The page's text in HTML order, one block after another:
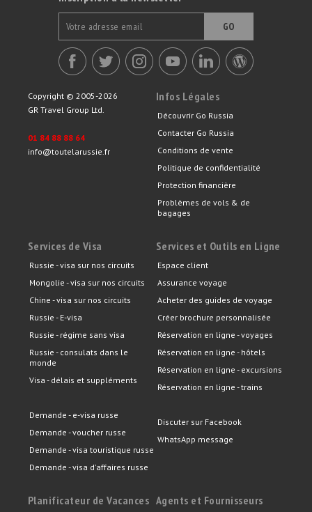
GO
Copyright © 2005-2026
GR Travel Group Ltd.
01 84 88 88 64
info@toutelarussie.fr
Infos Légales
Découvrir Go Russia
Contacter Go Russia
Conditions de vente
Politique de confidentialité
Protection financière
Problèmes de vols & de
bagages
Services de Visa
Russie - visa sur nos circuits
Mongolie - visa sur nos circuits
Chine - visa sur nos circuits
Russie - E-visa
Russie - régime sans visa
Russie - consulats dans le
monde
Visa - délais et suppléments
Demande - e-visa russe
Demande - voucher russe
Demande - visa touristique russe
Demande - visa d'affaires russe
Services et Outils en Ligne
Espace client
Assurance voyage
Acheter des guides de voyage
Créer brochure personnalisée
Réservation en ligne - voyages
Réservation en ligne - hôtels
Réservation en ligne - excursions
Réservation en ligne - trains
Discuter sur Facebook
WhatsApp message
Planificateur de Vacances Agents et Fournisseurs